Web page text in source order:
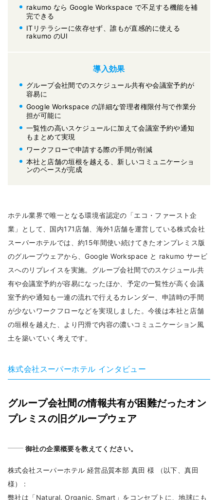
rakumo なら Google Workspace で不足する機能を補
完できる
ITリテラシーに依存せず、誰もが直感的に使える
rakumo のUI
導入効果
グループ会社間でのスケジュール共有や会議室予約が
容易に
Google Workspace の詳細な管理者権限付与で作業分
担が可能に
一覧性の高いスケジュールに加えて会議室予約や通知
もまとめて実現
ワークフローで申請する際の手間が削減
本社と店舗の垣根を越える、新しいコミュニケーショ
ンのベースが完成
ホテル業界で唯一となる環境省認定の「エコ・ファースト企
業」として、国内171店舗、海外1店舗を運営している株式会社
スーパーホテルでは、約15年間使い続けてきたオンプレミス版
のグループウェアから、Google Workspace と rakumo サービ
スへのリプレイスを実施。グループ会社間でのスケジュール共
有や会議室予約が容易になったほか、予定の一覧性が高く会議
室予約や通知も一連の流れで行えるカレンダー、申請時の手間
が少ないワークフローなどを実現しました。今後は本社と店舗
の垣根を越えた、より円滑で内容の濃いコミュニケーション風
土を築いていく考えです。
株式会社スーパーホテル インタビュー
グループ会社間の情報共有が困難だったオン
プレミスの旧グループウェア
御社の企業概要を教えてください。
株式会社スーパーホテル 経営品質本部 真田 様 （以下、真田
様） :
弊社は「Natural, Organic, Smart」をコンセプトに、地球にも